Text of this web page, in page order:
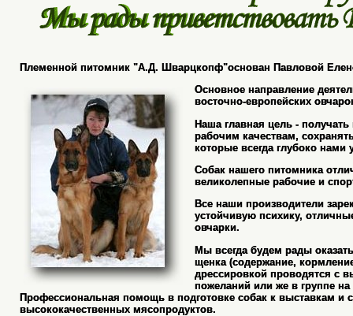
Племенной питомник "А.Д. Шварцкопф"основан Павловой
Основное направление
восточно-европейских
Наша главная цель - получать
рабочим качествам,
которые всегда глубоко нами
Собак нашего питомника
великолепные рабочие и
Все наши производители
устойчивую психику,
овчарки.
Мы всегда будем рады
щенка (содержание,
дрессировкой проводятся с
пожеланий или же в группе
Профессиональная помощь в подготовке собак к выставкам и
высококачественных мясопродуктов.